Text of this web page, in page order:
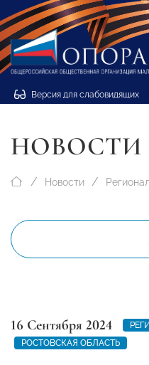
Версия для слабовидящих
НОВОСТИ
Новости
16 Сентября 2024
РОСТОВСКАЯ ОБЛАСТЬ